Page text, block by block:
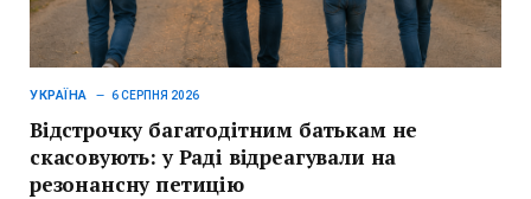
УКРАЇНА 6 СЕРПНЯ 2026
Відстрочку багатодітним батькам не
скасовують: у Раді відреагували на
резонансну петицію